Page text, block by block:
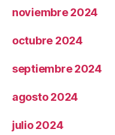
noviembre 2024
octubre 2024
septiembre 2024
agosto 2024
julio 2024